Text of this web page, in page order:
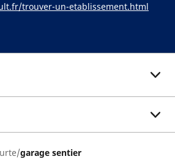
trouver-un-etablissement.html
garage sentier